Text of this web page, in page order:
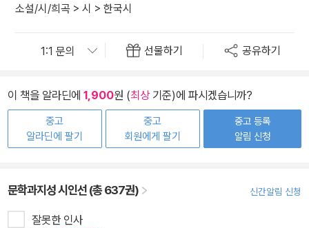
소설/시/희곡 > 시 > 한국시
선물하기 공유하기
이 책을 알라딘에 1,900원 (최상기준)에 파시겠습니까?
중고
알라딘에 팔기
중고
회원에게 팔기
중고 등록
알림 신청
문학과지성 시인선 (총 637권) 신간알림 신청
잘못한 인사